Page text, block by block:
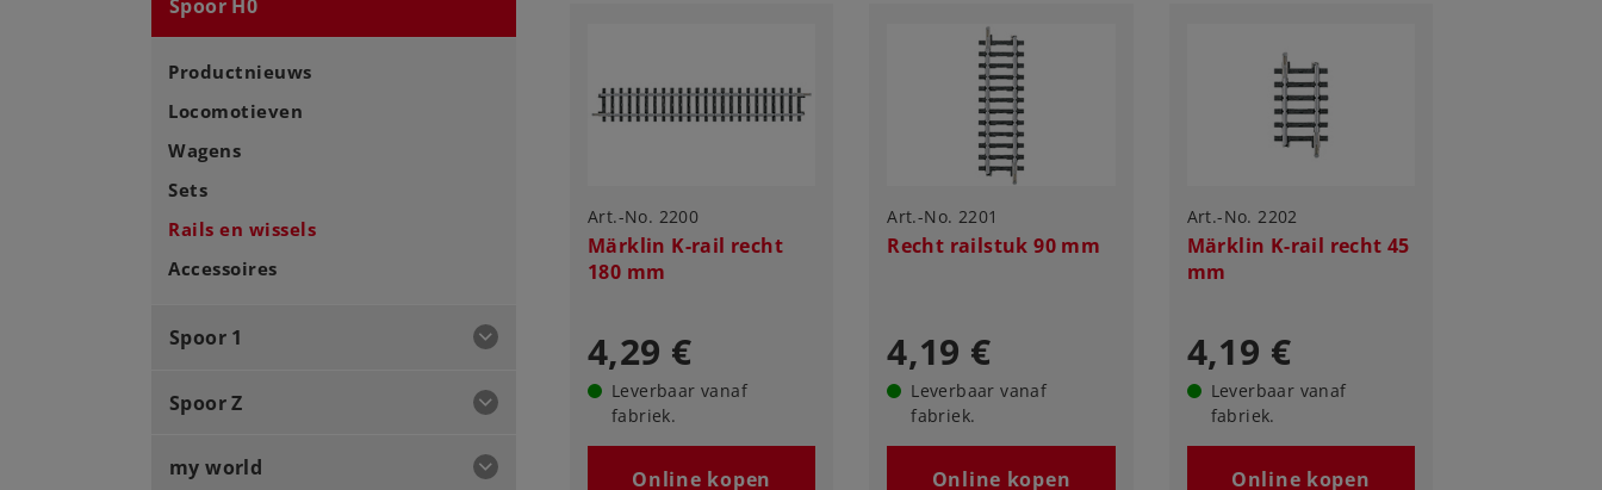
Spoor H0
Productnieuws
Locomotieven
Wagens
Sets
Rails en wissels
Accessoires
Spoor 1
Spoor Z
my world
Art.-No. 2200
Märklin K-rail recht
180 mm
4,29 €
Leverbaar vanaf
fabriek.
Online kopen
Art.-No. 2201
Recht railstuk 90 mm
4,19 €
Leverbaar vanaf
fabriek.
Online kopen
Art.-No. 2202
Märklin K-rail recht 45
mm
4,19 €
Leverbaar vanaf
fabriek.
Online kopen